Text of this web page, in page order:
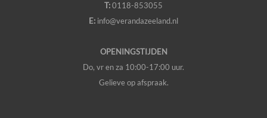
T:0118-853055
E: info@verandazeeland.nl
OPENINGSTIJDEN
Do, vr en za 10:00-17:00 uur.
Gelieve op afspraak.